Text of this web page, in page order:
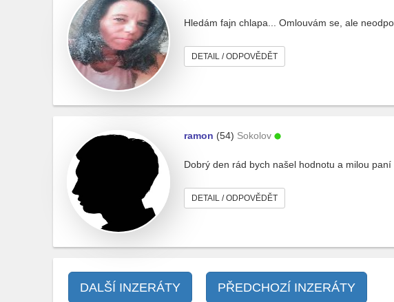
Hledám fajn chlapa... Omlouvám se, ale
DETAIL / ODPOVĚDĚT
ramon (54) Sokolov
Dobrý den rád bych našel hodnotu a milou
DETAIL / ODPOVĚDĚT
DALŠÍ INZERÁTY PŘEDCHOZÍ INZERÁTY